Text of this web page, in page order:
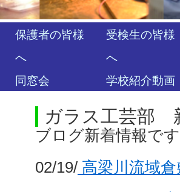
保護者の皆様
へ
受検生の皆様
へ
同窓会 学校紹介動画
ガラス工芸部
ブログ新着情報で
02/19/ 高梁川流域